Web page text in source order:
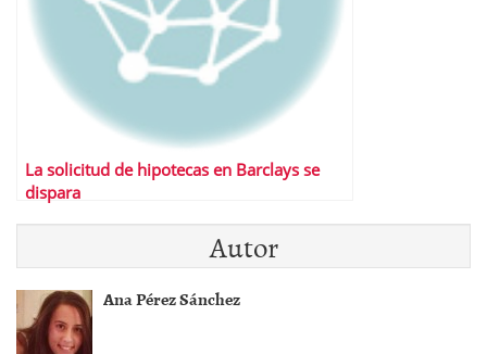
La solicitud de hipotecas en Barclays se
dispara
Autor
Ana Pérez Sánchez